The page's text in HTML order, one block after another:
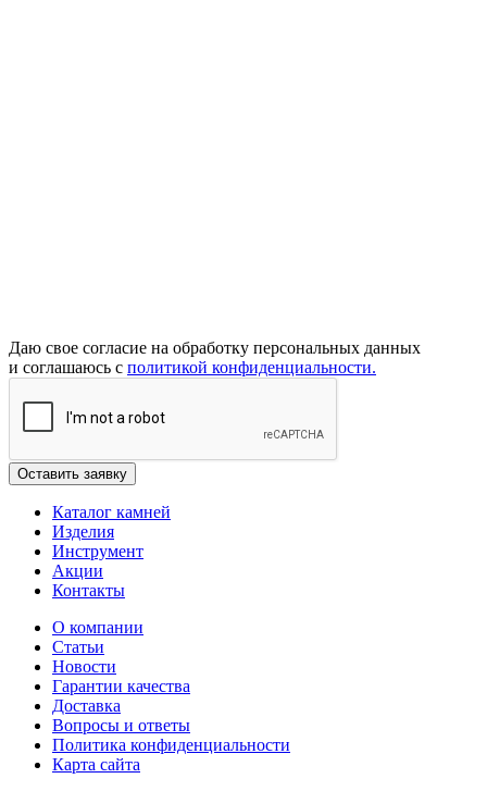
Даю свое согласие на обработку персональных данных
и соглашаюсь с политикой конфиденциальности.
Каталог камней
Изделия
Инструмент
Акции
Контакты
О компании
Статьи
Новости
Гарантии качества
Доставка
Вопросы и ответы
Политика конфиденциальности
Карта сайта